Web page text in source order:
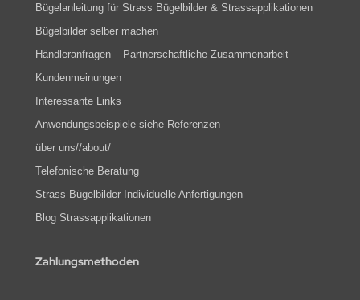
Bügelanleitung für Strass Bügelbilder & Strassapplikationen
Bügelbilder selber machen
Händleranfragen – Partnerschaftliche Zusammenarbeit
Kundenmeinungen
Interessante Links
Anwendungsbeispiele siehe Referenzen
über uns//about/
Telefonische Beratung
Strass Bügelbilder Individuelle Anfertigungen
Blog Strassapplikationen
Zahlungsmethoden